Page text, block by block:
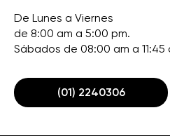
De Lunes a Viernes
de 8:00 am a 5:00 pm.
Sábados de 08:00 am a 11:45
(01) 2240306